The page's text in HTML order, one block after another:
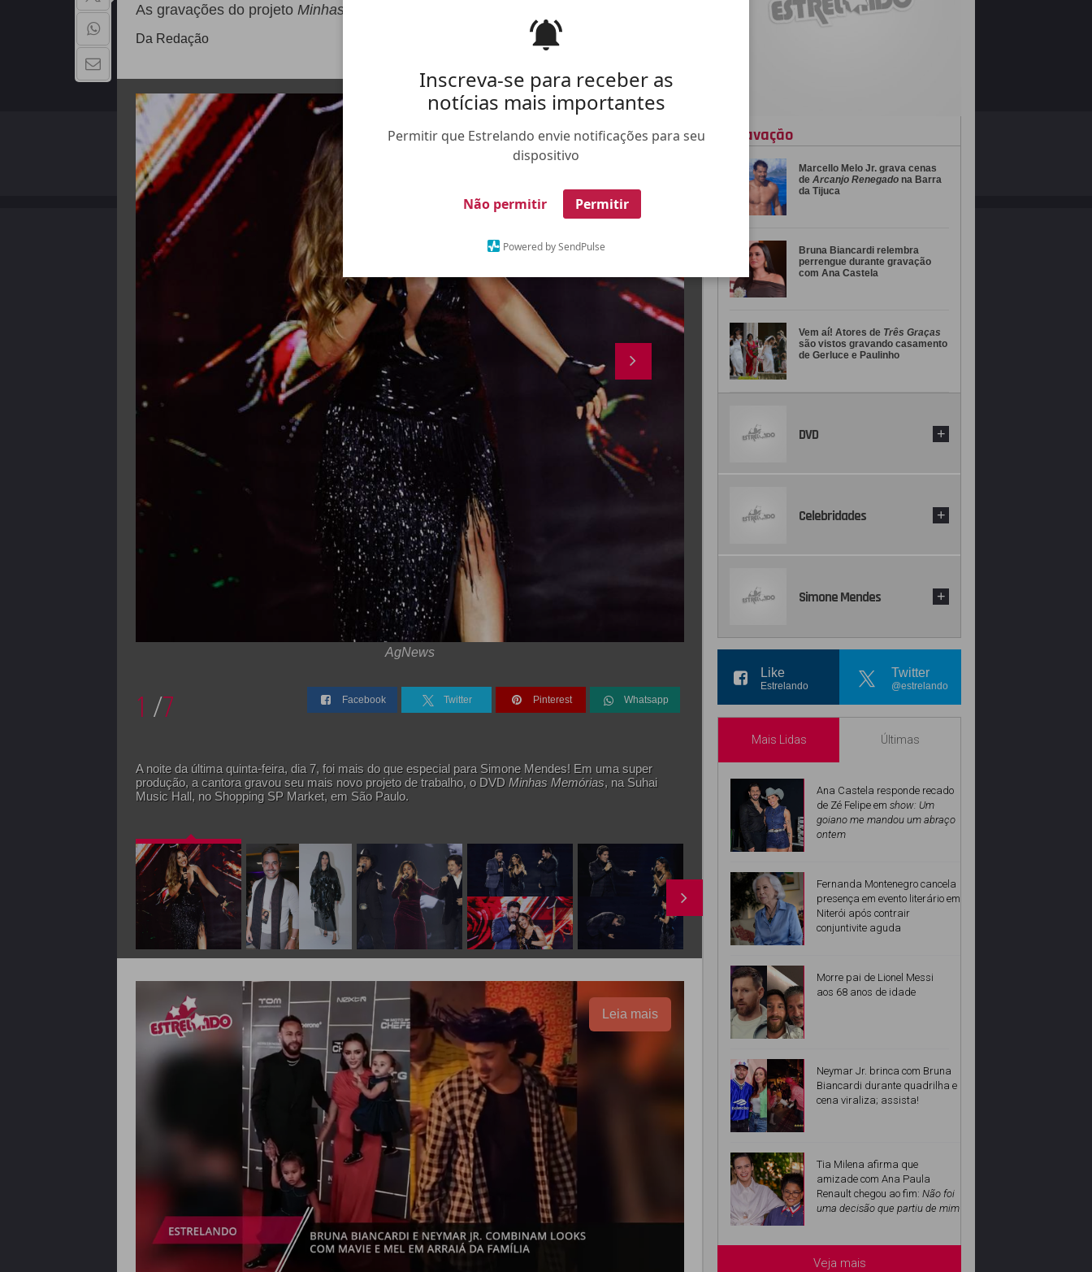
Inscreva-se para receber as
notícias mais importantes
Permitir que Estrelando envie notificações para seu
dispositivo
Não permitir Permitir
Powered by SendPulse
As gravações do projeto Minhas Memórias
Da Redação
X
AgNews
1 /7 Facebook Twitter Pinterest Whatsapp
A noite da última quinta-feira, dia 7, foi mais do que especial para Simone Mendes! Em uma super
produção, a cantora gravou seu mais novo projeto de trabalho, o DVD Minhas Memórias, na Suhai
Music Hall, no Shopping SP Market, em São Paulo.
Leia mais
gravação
Marcello Melo Jr. grava cenas
de Arcanjo Renegado na Barra
da Tijuca
Bruna Biancardi relembra
perrengue durante gravação
com Ana Castela
Vem aí! Atores de Três Graças
são vistos gravando casamento
de Gerluce e Paulinho
DVD +
Celebridades +
Simone Mendes +
Like
Estrelando
Twitter
@estrelando
Mais Lidas Últimas
Ana Castela responde recado
de Zé Felipe em show: Um
goiano me mandou um abraço
ontem
Fernanda Montenegro cancela
presença em evento literário em
Niterói após contrair
conjuntivite aguda
Morre pai de Lionel Messi
aos 68 anos de idade
Neymar Jr. brinca com Bruna
Biancardi durante quadrilha e
cena viraliza; assista!
Tia Milena afirma que
amizade com Ana Paula
Renault chegou ao fim: Não foi
uma decisão que partiu de mim
Veja mais
QUEM SOMOS FALE CONOSCO ANUNCIE NO ESTRELANDO TRABALHE NO ESTRELANDO
Copyright - 2026 | Todos os direitos reservados Desenvolvido por